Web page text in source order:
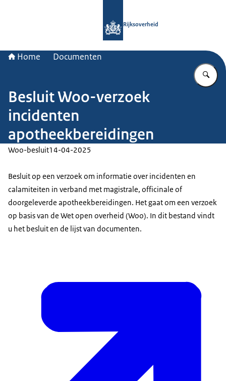
Rijksoverheid
Home Documenten
Besluit Woo-verzoek
incidenten
apotheekbereidingen
Woo-besluit14-04-2025
Besluit op een verzoek om informatie over incidenten en
calamiteiten in verband met magistrale, officinale of
doorgeleverde apotheekbereidingen. Het gaat om een verzoek
op basis van de Wet open overheid (Woo). In dit bestand vindt
u het besluit en de lijst van documenten.